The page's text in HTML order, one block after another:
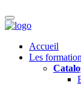
Accueil
Les